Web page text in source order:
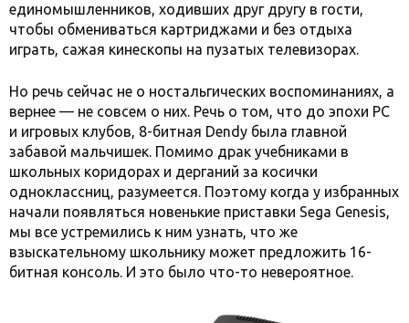
единомышленников, ходивших друг другу в гости,
чтобы обмениваться картриджами и без отдыха
играть, сажая кинескопы на пузатых телевизорах.
Но речь сейчас не о ностальгических воспоминаниях, а
вернее — не совсем о них. Речь о том, что до эпохи PC
и игровых клубов, 8-битная Dendy была главной
забавой мальчишек. Помимо драк учебниками в
школьных коридорах и дерганий за косички
одноклассниц, разумеется. Поэтому когда у избранных
начали появляться новенькие приставки Sega Genesis,
мы все устремились к ним узнать, что же
взыскательному школьнику может предложить 16-
битная консоль. И это было что-то невероятное.